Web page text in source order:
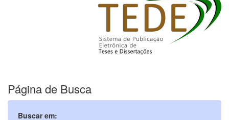
Página de Busca
Buscar em: